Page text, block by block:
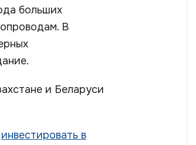
больших
В
и Беларуси
инвестировать в